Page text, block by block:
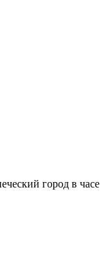
город в часе